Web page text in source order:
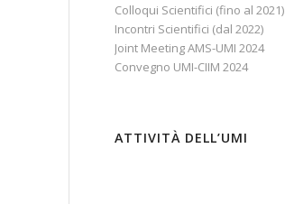
Colloqui Scientifici (fino al 2021)
Incontri Scientifici (dal 2022)
Joint Meeting AMS-UMI 2024
Convegno UMI-CIIM 2024
ATTIVITÀ DELL’UMI